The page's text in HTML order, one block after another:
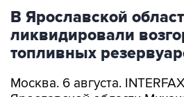
В Ярославской
ликвидировали
топливных
Москва. 6 августа.